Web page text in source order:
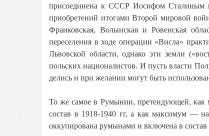
присоединена к СССР Иосифом Сталиным
приобретений итогами Второй мировой
Франковская, Волынская и Ровенская
переселения в ходе операции «Висла»
Львовской области, однако эти земли
польских националистов. И пусть власти
делись и при желании могут быть
То же самое в Румынии, претендующей,
состав в 1918-1940 гг, а как максимум —
оккупирована румынами и включена в состав